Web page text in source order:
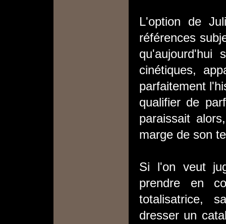
L'option de
références
cinétiques,
parfaitement
qualifier de
paraissait
marge de son
Si l'on veut
prendre en
totalisatrice,
dresser un